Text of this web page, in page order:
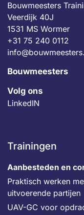
Bouwmeesters
Veerdijk 40J
1531 MS Wormer
+31 75 240 0112
Bouwmeesters
Volg ons
LinkedIN
Trainingen
Aanbesteden en
Praktisch werken
uitvoerende partijen
UAV-GC voor